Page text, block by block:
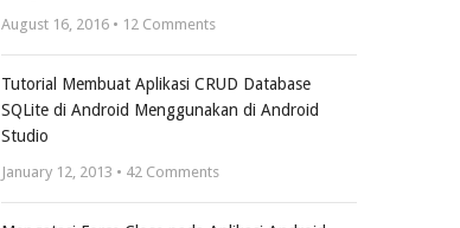
August 16, 2016 • 12 Comments
Tutorial Membuat Aplikasi CRUD Database
SQLite di Android Menggunakan di Android
Studio
January 12, 2013 • 42 Comments